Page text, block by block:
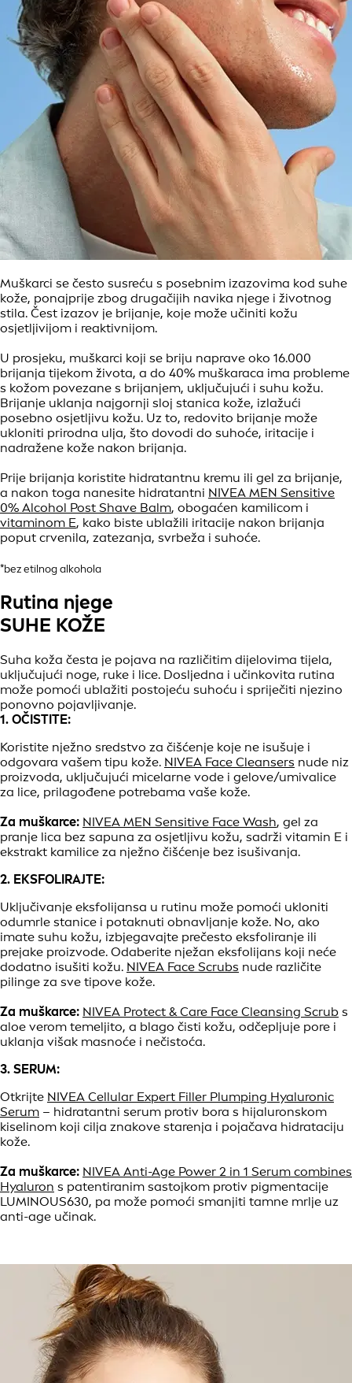
Muškarci se često susreću s posebnim izazovima kod suhe
kože, ponajprije zbog drugačijih navika njege i životnog
stila. Čest izazov je brijanje, koje može učiniti kožu
osjetljivijom i reaktivnijom.
U prosjeku, muškarci koji se briju naprave oko 16.000
brijanja tijekom života, a do 40% muškaraca ima probleme
s kožom povezane s brijanjem, uključujući i suhu kožu.
Brijanje uklanja najgornji sloj stanica kože, izlažući
posebno osjetljivu kožu. Uz to, redovito brijanje može
ukloniti prirodna ulja, što dovodi do suhoće, iritacije i
nadražene kože nakon brijanja.
Prije brijanja koristite hidratantnu kremu ili gel za brijanje,
a nakon toga nanesite hidratantni NIVEA MEN Sensitive
0% Alcohol Post Shave Balm, obogaćen kamilicom i
vitaminom E, kako biste ublažili iritacije nakon brijanja
poput crvenila, zatezanja, svrbeža i suhoće.
*bez etilnog alkohola
Rutina njege
SUHE KOŽE
Suha koža česta je pojava na različitim dijelovima tijela,
uključujući noge, ruke i lice. Dosljedna i učinkovita rutina
može pomoći ublažiti postojeću suhoću i spriječiti njezino
ponovno pojavljivanje.
1. OČISTITE:
Koristite nježno sredstvo za čišćenje koje ne isušuje i
odgovara vašem tipu kože. NIVEA Face Cleansers nude niz
proizvoda, uključujući micelarne vode i gelove/umivalice
za lice, prilagođene potrebama vaše kože.
Za muškarce: NIVEA MEN Sensitive Face Wash, gel za
pranje lica bez sapuna za osjetljivu kožu, sadrži vitamin E i
ekstrakt kamilice za nježno čišćenje bez isušivanja.
2. EKSFOLIRAJTE:
Uključivanje eksfolijansa u rutinu može pomoći ukloniti
odumrle stanice i potaknuti obnavljanje kože. No, ako
imate suhu kožu, izbjegavajte prečesto eksfoliranje ili
prejake proizvode. Odaberite nježan eksfolijans koji neće
dodatno isušiti kožu. NIVEA Face Scrubs nude različite
pilinge za sve tipove kože.
Za muškarce: NIVEA Protect & Care Face Cleansing Scrub s
aloe verom temeljito, a blago čisti kožu, odčepljuje pore i
uklanja višak masnoće i nečistoća.
3. SERUM:
Otkrijte NIVEA Cellular Expert Filler Plumping Hyaluronic
Serum – hidratantni serum protiv bora s hijaluronskom
kiselinom koji cilja znakove starenja i pojačava hidrataciju
kože.
Za muškarce: NIVEA Anti-Age Power 2 in 1 Serum combines
Hyaluron s patentiranim sastojkom protiv pigmentacije
LUMINOUS630, pa može pomoći smanjiti tamne mrlje uz
anti-age učinak.